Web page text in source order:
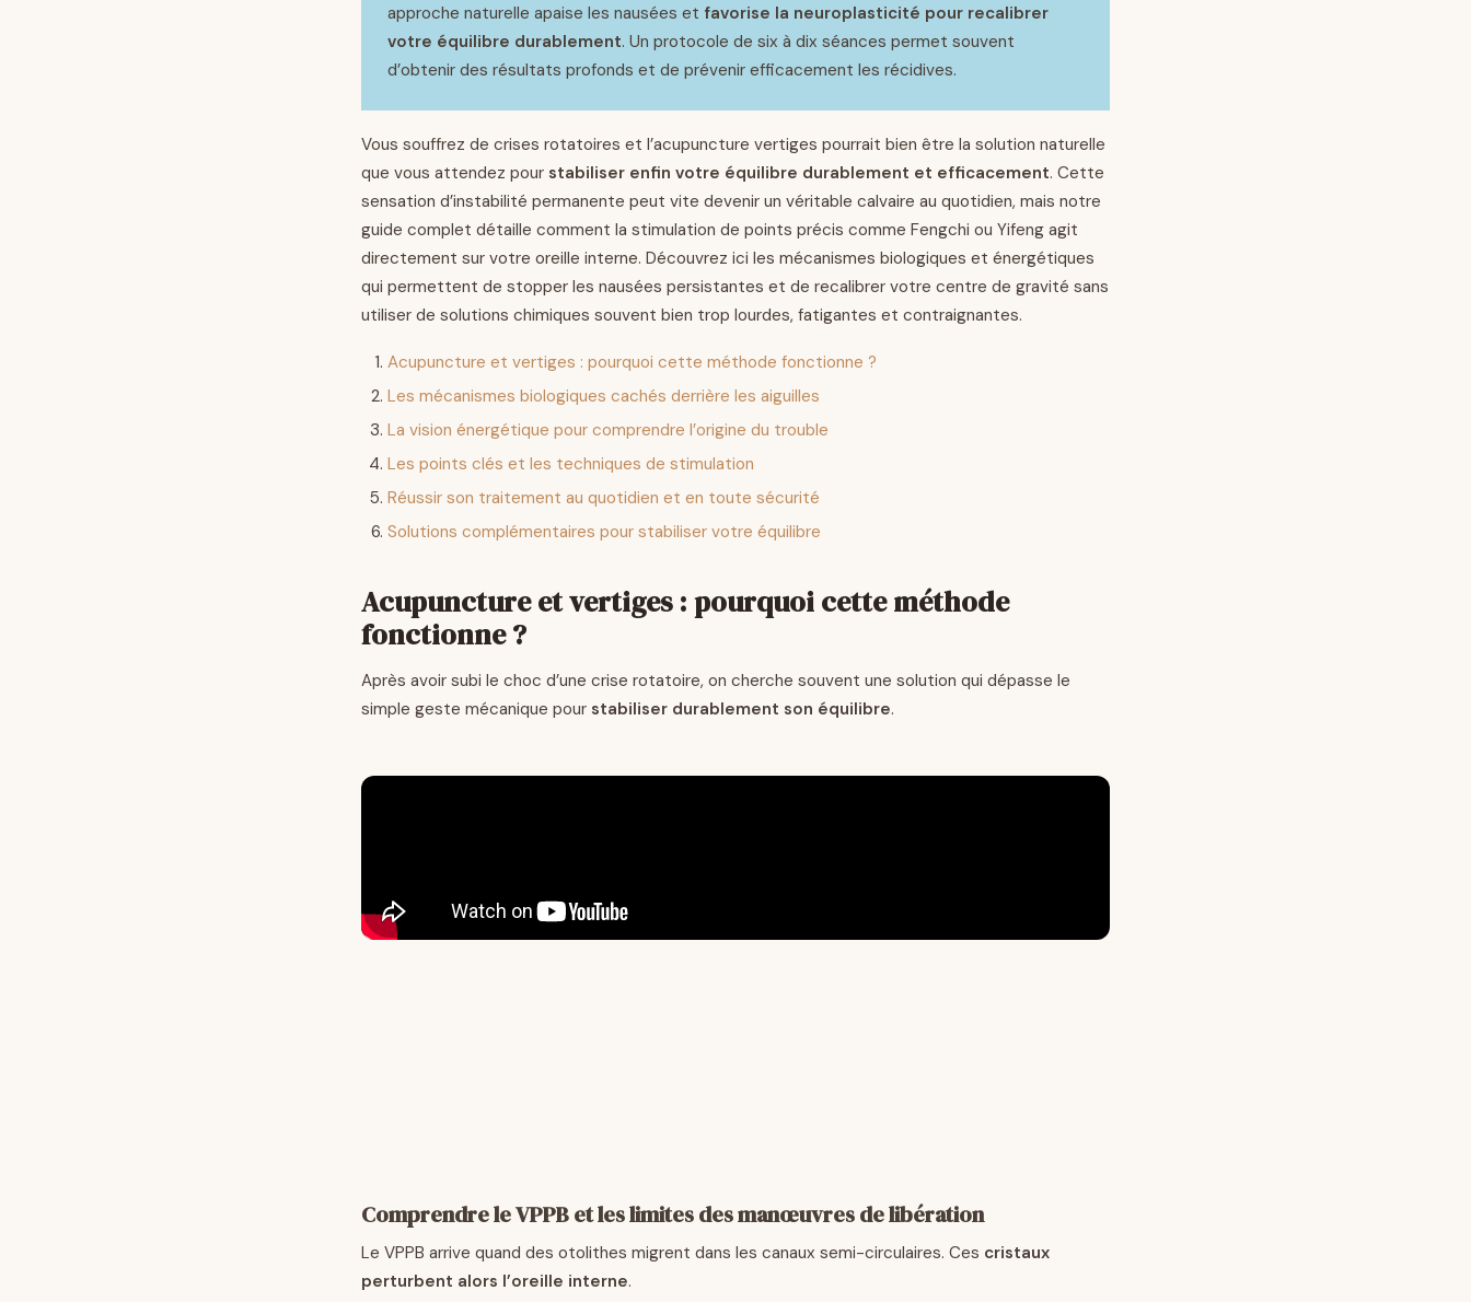
approche naturelle apaise les nausées et favorise la neuroplasticité pour recalibrer
votre équilibre durablement. Un protocole de six à dix séances permet souvent
d’obtenir des résultats profonds et de prévenir efficacement les récidives.
Vous souffrez de crises rotatoires et l’acupuncture vertiges pourrait bien être la solution naturelle
que vous attendez pour stabiliser enfin votre équilibre durablement et efficacement. Cette
sensation d’instabilité permanente peut vite devenir un véritable calvaire au quotidien, mais notre
guide complet détaille comment la stimulation de points précis comme Fengchi ou Yifeng agit
directement sur votre oreille interne. Découvrez ici les mécanismes biologiques et énergétiques
qui permettent de stopper les nausées persistantes et de recalibrer votre centre de gravité sans
utiliser de solutions chimiques souvent bien trop lourdes, fatigantes et contraignantes.
Acupuncture et vertiges : pourquoi cette méthode fonctionne ?
Les mécanismes biologiques cachés derrière les aiguilles
La vision énergétique pour comprendre l’origine du trouble
Les points clés et les techniques de stimulation
Réussir son traitement au quotidien et en toute sécurité
Solutions complémentaires pour stabiliser votre équilibre
Acupuncture et vertiges : pourquoi cette méthode
fonctionne ?
Après avoir subi le choc d’une crise rotatoire, on cherche souvent une solution qui dépasse le
simple geste mécanique pour stabiliser durablement son équilibre.
Comprendre le VPPB et les limites des manœuvres de libération
Le VPPB arrive quand des otolithes migrent dans les canaux semi-circulaires. Ces cristaux
perturbent alors l’oreille interne.